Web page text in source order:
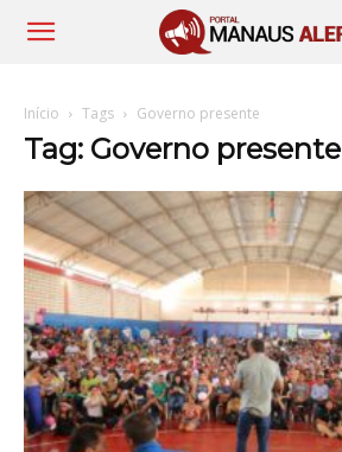
Início Tags Governo presente
Tag: Governo presente